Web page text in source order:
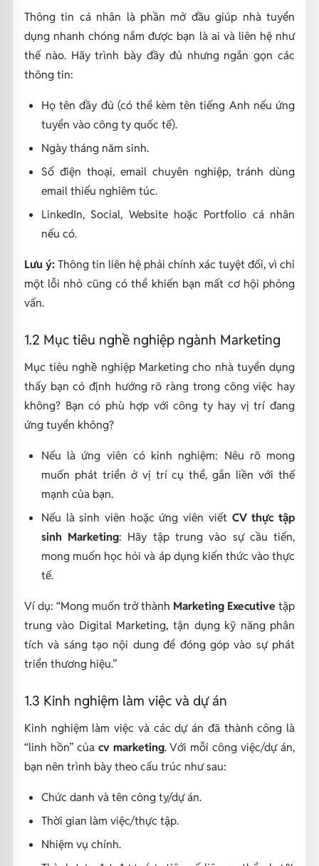
Thông tin cá nhân là phần mở đầu giúp nhà tuyển
dụng nhanh chóng nắm được bạn là ai và liên hệ như
thế nào. Hãy trình bày đầy đủ nhưng ngắn gọn các
thông tin:
Họ tên đầy đủ (có thể kèm tên tiếng Anh nếu ứng
tuyển vào công ty quốc tế).
Ngày tháng năm sinh.
Số điện thoại, email chuyên nghiệp, tránh dùng
email thiếu nghiêm túc.
LinkedIn, Social, Website hoặc Portfolio cá nhân
nếu có.
Lưu ý:Thông tin liên hệ phải chính xác tuyệt đối, vì chỉ
một lỗi nhỏ cũng có thể khiến bạn mất cơ hội phỏng
vấn.
1.2 Mục tiêu nghề nghiệp ngành Marketing
Mục tiêu nghề nghiệp Marketing cho nhà tuyển dụng
thấy bạn có định hướng rõ ràng trong công việc hay
không? Bạn có phù hợp với công ty hay vị trí đang
ứng tuyển không?
Nếu là ứng viên có kinh nghiệm: Nêu rõ mong
muốn phát triển ở vị trí cụ thể, gắn liền với thế
mạnh của bạn.
Nếu là sinh viên hoặc ứng viên viết CV thực tập
sinh Marketing: Hãy tập trung vào sự cầu tiến,
mong muốn học hỏi và áp dụng kiến thức vào thực
tế.
Ví dụ: “Mong muốn trở thành Marketing Executive tập
trung vào Digital Marketing, tận dụng kỹ năng phân
tích và sáng tạo nội dung để đóng góp vào sự phát
triển thương hiệu.”
1.3 Kinh nghiệm làm việc và dự án
Kinh nghiệm làm việc và các dự án đã thành công là
“linh hồn” của cv marketing. Với mỗi công việc/dự án,
bạn nên trình bày theo cấu trúc như sau:
Chức danh và tên công ty/dự án.
Thời gian làm việc/thực tập.
Nhiệm vụ chính.